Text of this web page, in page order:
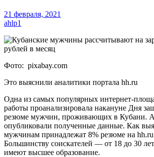
21 февраля, 2021
ahlp1
Фото: pixabay.com
Это выяснили аналитики портала hh.ru
Одна из самых популярных интернет-
работы проанализировала накануне Дня
резюме мужчин, проживающих в Кубани.
опубликовали полученные данные. Как
мужчинам принадлежат 8% резюме на
Большинству соискателей — от 18 до 30
имеют высшее образование.